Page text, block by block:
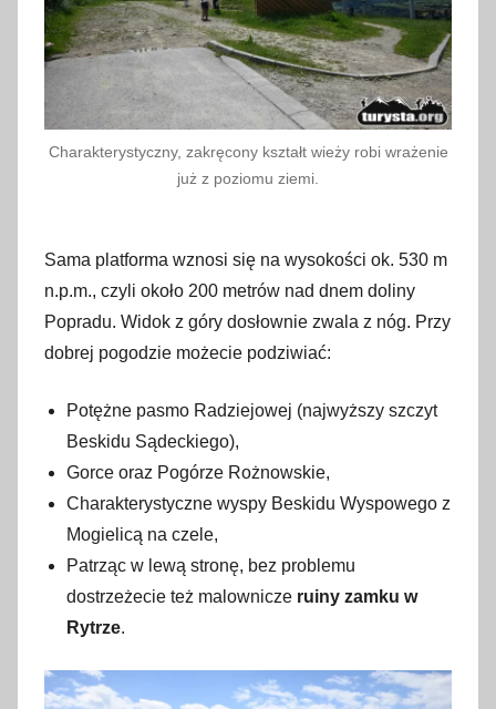
Charakterystyczny, zakręcony kształt wieży robi wrażenie
już z poziomu ziemi.
Sama platforma wznosi się na wysokości ok. 530 m
n.p.m., czyli około 200 metrów nad dnem doliny
Popradu. Widok z góry dosłownie zwala z nóg. Przy
dobrej pogodzie możecie podziwiać:
Potężne pasmo Radziejowej (najwyższy szczyt
Beskidu Sądeckiego),
Gorce oraz Pogórze Rożnowskie,
Charakterystyczne wyspy Beskidu Wyspowego z
Mogielicą na czele,
Patrząc w lewą stronę, bez problemu
dostrzeżecie też malownicze ruiny zamku w
Rytrze.